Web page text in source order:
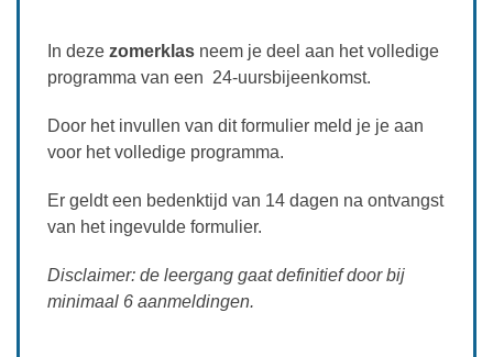
In deze zomerklas neem je deel aan het volledige
programma van een 24-uursbijeenkomst.
Door het invullen van dit formulier meld je je aan
voor het volledige programma.
Er geldt een bedenktijd van 14 dagen na ontvangst
van het ingevulde formulier.
Disclaimer: de leergang gaat definitief door bij
minimaal 6 aanmeldingen.